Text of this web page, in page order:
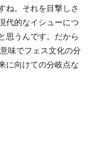
ね。それを目撃しさ
代的なイシューにつ
思うんです。だから
味でフェス文化の分
に向けての分岐点な